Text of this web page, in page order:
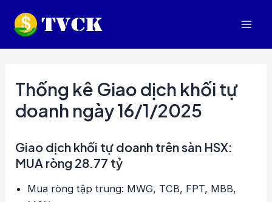
Thống kê Giao dịch khối tự
doanh ngày 16/1/2025
Giao dịch khối tự doanh trên sàn HSX:
MUA ròng 28.77 tỷ
Mua ròng tập trung: MWG, TCB, FPT, MBB,